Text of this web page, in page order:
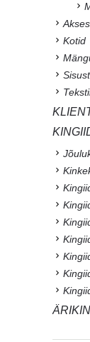
Kotid